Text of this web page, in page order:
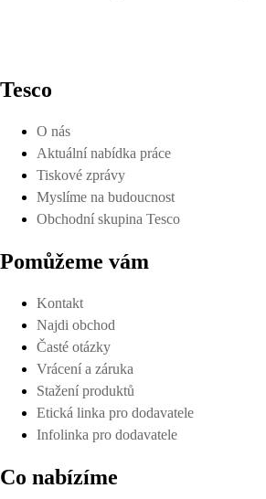
Tesco
O nás
Aktuální nabídka práce
Tiskové zprávy
Myslíme na budoucnost
Obchodní skupina Tesco
Pomůžeme vám
Kontakt
Najdi obchod
Časté otázky
Vrácení a záruka
Stažení produktů
Etická linka pro dodavatele
Infolinka pro dodavatele
Co nabízíme